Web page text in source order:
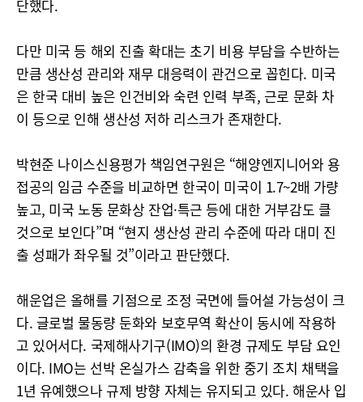
단했다.
다만 미국 등 해외 진출 확대는 초기 비용 부담을 수반하는
만큼 생산성 관리와 재무 대응력이 관건으로 꼽힌다. 미국
은 한국 대비 높은 인건비와 숙련 인력 부족, 근로 문화 차
이 등으로 인해 생산성 저하 리스크가 존재한다.
박현준 나이스신용평가 책임연구원은 “해양엔지니어와 용
접공의 임금 수준을 비교하면 한국이 미국이 1.7~2배 가량
높고, 미국 노동 문화상 잔업·특근 등에 대한 거부감도 클
것으로 보인다”며 “현지 생산성 관리 수준에 따라 대미 진
출 성패가 좌우될 것”이라고 판단했다.
해운업은 올해를 기점으로 조정 국면에 들어설 가능성이 크
다. 글로벌 물동량 둔화와 보호무역 확산이 동시에 작용하
고 있어서다. 국제해사기구(IMO)의 환경 규제도 부담 요인
이다. IMO는 선박 온실가스 감축을 위한 중기 조치 채택을
1년 유예했으나 규제 방향 자체는 유지되고 있다. 해운사 입